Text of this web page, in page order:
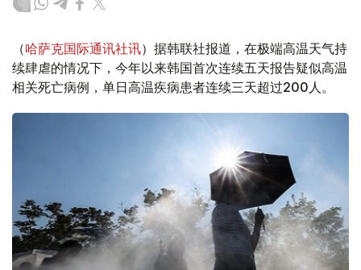
（哈萨克国际通讯社讯）据韩联社报道，在极端高温天气持
续肆虐的情况下，今年以来韩国首次连续五天报告疑似高温
相关死亡病例，单日高温疾病患者连续三天超过200人。